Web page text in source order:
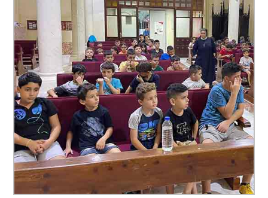
Cerca...
VIVERE LA COOPERATIVA
RESIDENZIALITÀ
HOME CARE
SERVIZI OSPEDALIERI
MINORI
ACCOGLIENZA E INTEGRAZIONE